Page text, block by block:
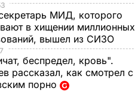
МИД, которого
в хищении миллионных
вышел из СИЗО
беспредел, кровь".
рассказал, как смотрел с
порно